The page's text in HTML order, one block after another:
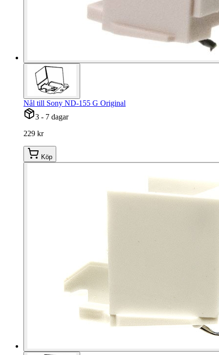
Nål till Sony ND-155 G Original
3 - 7 dagar
229 kr
Köp